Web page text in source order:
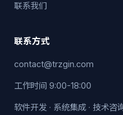
联系我们
联系方式
contact@trzgin.com
工作时间 9:00-18:00
软件开发 · 系统集成 · 技术咨